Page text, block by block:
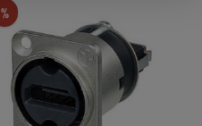
%Rabatt